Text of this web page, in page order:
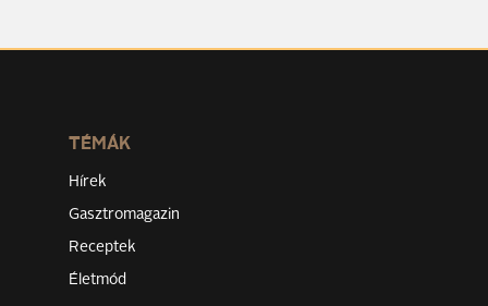
TÉMÁK
Hírek
Gasztromagazin
Receptek
Életmód